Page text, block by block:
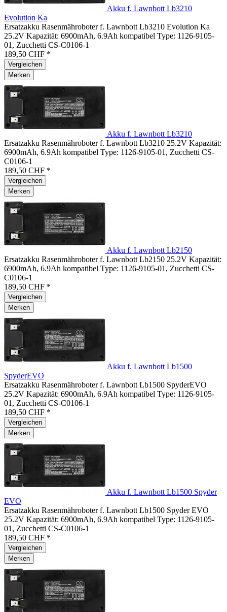
Akku f. Lawnbott Lb3210
Evolution Ka
Ersatzakku Rasenmähroboter f. Lawnbott Lb3210 Evolution Ka
25.2V Kapazität: 6900mAh, 6.9Ah kompatibel Type: 1126-9105-
01, Zucchetti CS-C0106-1
189,50 CHF *
Vergleichen
Merken
Akku f. Lawnbott Lb3210
Ersatzakku Rasenmähroboter f. Lawnbott Lb3210 25.2V Kapazität:
6900mAh, 6.9Ah kompatibel Type: 1126-9105-01, Zucchetti CS-
C0106-1
189,50 CHF *
Vergleichen
Merken
Akku f. Lawnbott Lb2150
Ersatzakku Rasenmähroboter f. Lawnbott Lb2150 25.2V Kapazität:
6900mAh, 6.9Ah kompatibel Type: 1126-9105-01, Zucchetti CS-
C0106-1
189,50 CHF *
Vergleichen
Merken
Akku f. Lawnbott Lb1500
SpyderEVO
Ersatzakku Rasenmähroboter f. Lawnbott Lb1500 SpyderEVO
25.2V Kapazität: 6900mAh, 6.9Ah kompatibel Type: 1126-9105-
01, Zucchetti CS-C0106-1
189,50 CHF *
Vergleichen
Merken
Akku f. Lawnbott Lb1500 Spyder
EVO
Ersatzakku Rasenmähroboter f. Lawnbott Lb1500 Spyder EVO
25.2V Kapazität: 6900mAh, 6.9Ah kompatibel Type: 1126-9105-
01, Zucchetti CS-C0106-1
189,50 CHF *
Vergleichen
Merken